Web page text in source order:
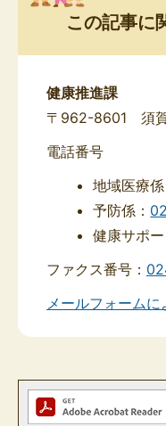
この記事に
健康推進課
〒962-8601 須
電話番号
地域医療係
予防係：
健康サポー
ファクス番号：
メールフォーム